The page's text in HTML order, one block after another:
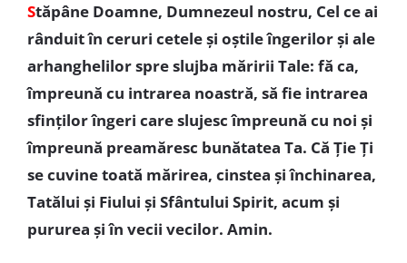
Stăpâne Doamne, Dumnezeul nostru, Cel ce ai
rânduit în ceruri cetele și oștile îngerilor și ale
arhanghelilor spre slujba măririi Tale: fă ca,
împreună cu intrarea noastră, să fie intrarea
sfinților îngeri care slujesc împreună cu noi și
împreună preamăresc bunătatea Ta. Că Ție Ți
se cuvine toată mărirea, cinstea și închinarea,
Tatălui și Fiului și Sfântului Spirit, acum și
pururea și în vecii vecilor. Amin.